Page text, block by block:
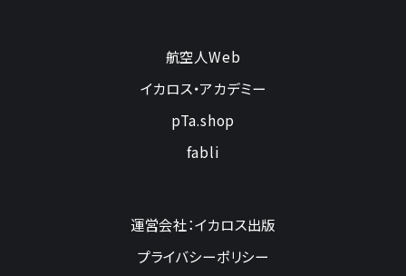
航空人Web
イカロス・アカデミー
pTa.shop
fabli
運営会社：イカロス出版
プライバシーポリシー